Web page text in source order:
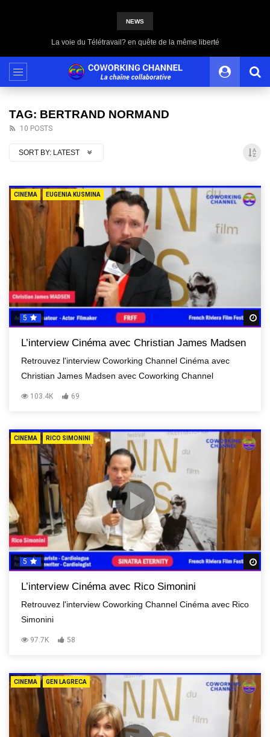
NEWS
La voie du Télétravail? en quête de la même liberté
TAG: BERTRAND NORMAND
10 POSTS
SORT BY: LATEST
CINEMA EUGENIA KUSMINA
5
L’interview Cinéma avec Christian James Madsen
Retrouvez l'interview Coworking Channel Cinéma avec
Christian James Madsen avec Coworking Channel
103.4K 69
CINEMA RICO SIMONINI
5
L’interview Cinéma avec Rico Simonini
Retrouvez l'interview Coworking Channel Cinéma avec Rico
Simonini
97.7K 58
CINEMA GEN LAGRECA